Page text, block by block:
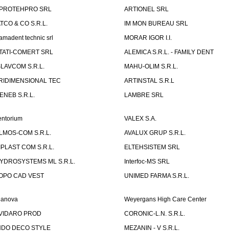
SRL
ARTIONEL SRL
& CO S.R.L.
IM MON BUREAU SRL
technic srl
MORAR IGOR I.I.
COMERT SRL
ALEMICA S.R.L. - FAMILY DENT
S.R.L.
MAHU-OLIM S.R.L.
TEC
ARTINSTAL S.R.L
S.R.L.
LAMBRE SRL
VALEX S.A.
COM S.R.L.
AVALUX GRUP S.R.L.
COM S.R.L.
ELTEHSISTEM SRL
ML S.R.L.
Interfoc-MS SRL
CAD VEST
UNIMED FARMA S.R.L.
Weyergans High Care Center
PROD
CORONIC-L.N. S.R.L.
DECO STYLE
MEZANIN - V S.R.L.